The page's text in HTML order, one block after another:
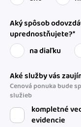
Aký spôsob
uprednostňujete?*
na diaľku
Aké služby vás
Cenová ponuka bude
služieb
kompletné
evidencie